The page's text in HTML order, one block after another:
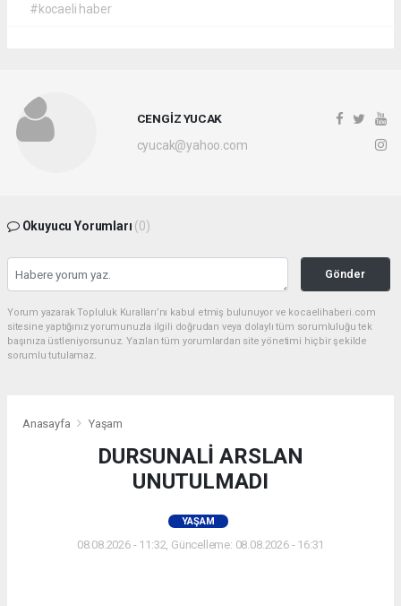
#kocaeli haber
CENGİZ YUCAK
cyucak@yahoo.com
Okuyucu Yorumları (0)
Gönder
Yorum yazarak Topluluk Kuralları’nı kabul etmiş bulunuyor ve kocaelihaberi.com
sitesine yaptığınız yorumunuzla ilgili doğrudan veya dolaylı tüm sorumluluğu tek
başınıza üstleniyorsunuz. Yazılan tüm yorumlardan site yönetimi hiçbir şekilde
sorumlu tutulamaz.
Anasayfa Yaşam
DURSUNALİ ARSLAN
UNUTULMADI
YAŞAM
08.08.2026 - 11:32, Güncelleme: 08.08.2026 - 16:31